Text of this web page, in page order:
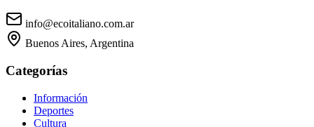
info@ecoitaliano.com.ar
Buenos Aires, Argentina
Categorías
Información
Deportes
Cultura